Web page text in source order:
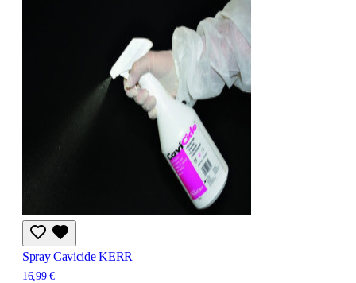
Spray Cavicide KERR
16,99 €